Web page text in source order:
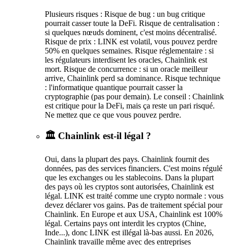
Plusieurs risques : Risque de bug : un bug critique
pourrait casser toute la DeFi. Risque de centralisation :
si quelques nœuds dominent, c'est moins décentralisé.
Risque de prix : LINK est volatil, vous pouvez perdre
50% en quelques semaines. Risque réglementaire : si
les régulateurs interdisent les oracles, Chainlink est
mort. Risque de concurrence : si un oracle meilleur
arrive, Chainlink perd sa dominance. Risque technique
: l'informatique quantique pourrait casser la
cryptographie (pas pour demain). Le conseil : Chainlink
est critique pour la DeFi, mais ça reste un pari risqué.
Ne mettez que ce que vous pouvez perdre.
🏛️ Chainlink est-il légal ?
Oui, dans la plupart des pays. Chainlink fournit des
données, pas des services financiers. C'est moins régulé
que les exchanges ou les stablecoins. Dans la plupart
des pays où les cryptos sont autorisées, Chainlink est
légal. LINK est traité comme une crypto normale : vous
devez déclarer vos gains. Pas de traitement spécial pour
Chainlink. En Europe et aux USA, Chainlink est 100%
légal. Certains pays ont interdit les cryptos (Chine,
Inde...), donc LINK est illégal là-bas aussi. En 2026,
Chainlink travaille même avec des entreprises